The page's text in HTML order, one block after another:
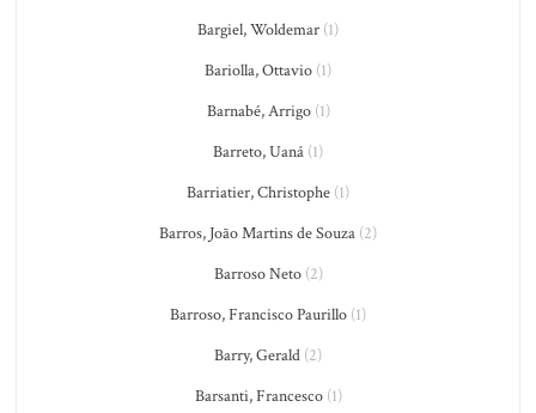
Bargiel, Woldemar (1)
Bariolla, Ottavio (1)
Barnabé, Arrigo(1)
Barreto, Uaná (1)
Barriatier, Christophe (1)
Barros, João Martins de Souza (2)
Barroso Neto(2)
Barroso, Francisco Paurillo (1)
Barry, Gerald (2)
Barsanti, Francesco(1)